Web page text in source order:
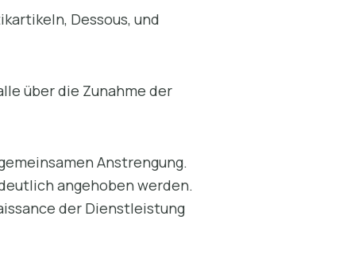
Dessous, und
über die Zunahme der
Anstrengung.
angehoben werden.
der Dienstleistung